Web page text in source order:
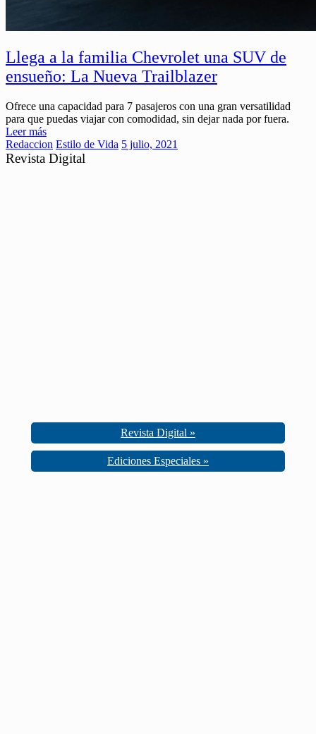
Llega a la familia Chevrolet una SUV de
ensueño: La Nueva Trailblazer
Ofrece una capacidad para 7 pasajeros con una gran versatilidad
para que puedas viajar con comodidad, sin dejar nada por fuera.
Leer más
Redaccion Estilo de Vida 5 julio, 2021
Revista Digital
Revista Digital »
Ediciones Especiales »